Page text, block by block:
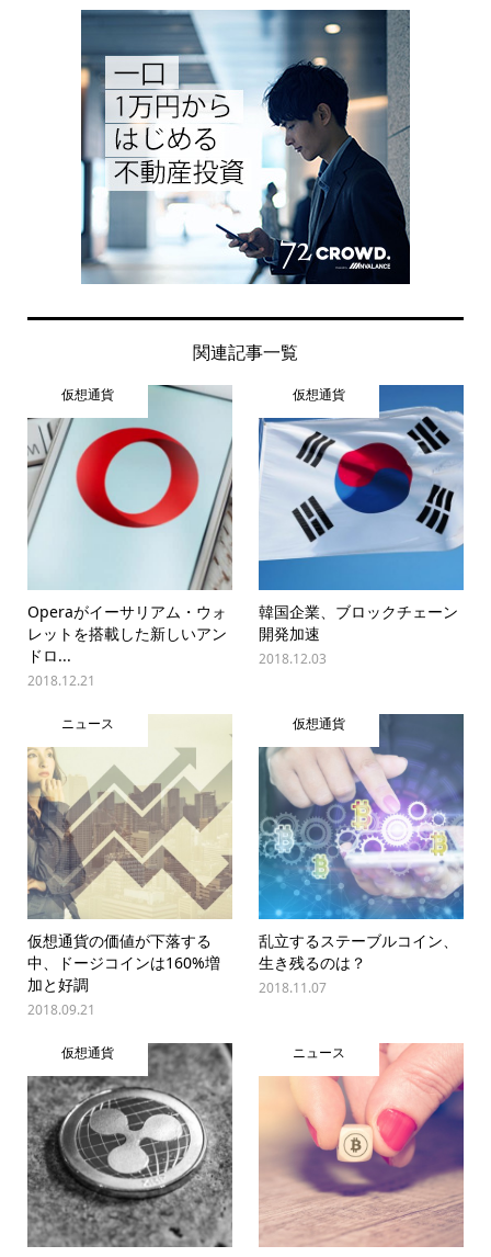
関連記事一覧
仮想通貨
Operaがイーサリアム・ウォ
レットを搭載した新しいアン
ドロ...
2018.12.21
仮想通貨
韓国企業、ブロックチェーン
開発加速
2018.12.03
ニュース
仮想通貨の価値が下落する
中、ドージコインは160%増
加と好調
2018.09.21
仮想通貨
乱立するステーブルコイン、
生き残るのは？
2018.11.07
仮想通貨 ニュース